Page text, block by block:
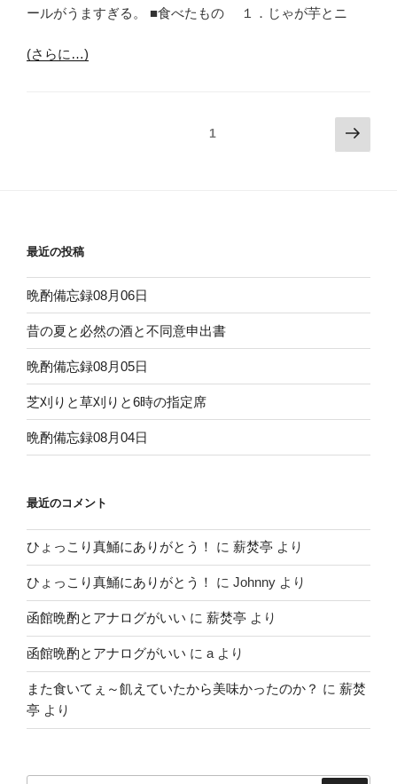
ールがうますぎる。 ■食べたもの １．じゃが芋とニ
(さらに…)
ー
シ
ョ
ン
1
次
の
最近の投稿
晩酌備忘録08月06日
昔の夏と必然の酒と不同意申出書
晩酌備忘録08月05日
芝刈りと草刈りと6時の指定席
晩酌備忘録08月04日
最近のコメント
ひょっこり真鯒にありがとう！ に 薪焚亭 より
ひょっこり真鯒にありがとう！ に Johnny より
函館晩酌とアナログがいい に 薪焚亭 より
函館晩酌とアナログがいい に a より
また食いてぇ～飢えていたから美味かったのか？ に 薪焚
亭 より